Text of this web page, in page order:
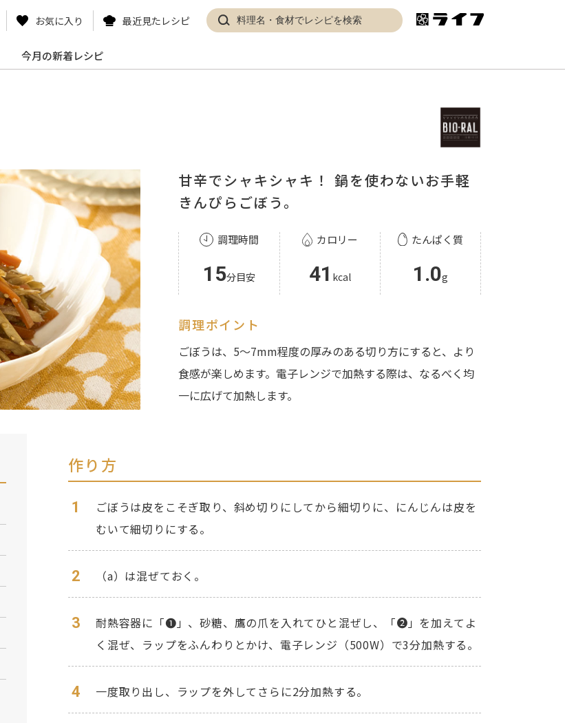
お気に入り 最近見たレシピ
今月の新着レシピ
甘辛でシャキシャキ！ 鍋を使わないお手軽
きんぴらごぼう。
調理時間
15分目安
カロリー
41 kcal
たんぱく質
1.0g
調理ポイント
ごぼうは、5〜7mm程度の厚みのある切り方にすると、より
食感が楽しめます。電子レンジで加熱する際は、なるべく均
一に広げて加熱します。
作り方
1
ごぼうは皮をこそぎ取り、斜め切りにしてから細切りに、にんじんは皮を
むいて細切りにする。
2 （a）は混ぜておく。
3
耐熱容器に「❶」、砂糖、鷹の爪を入れてひと混ぜし、「❷」を加えてよ
く混ぜ、ラップをふんわりとかけ、電子レンジ（500W）で3分加熱する。
4 一度取り出し、ラップを外してさらに2分加熱する。